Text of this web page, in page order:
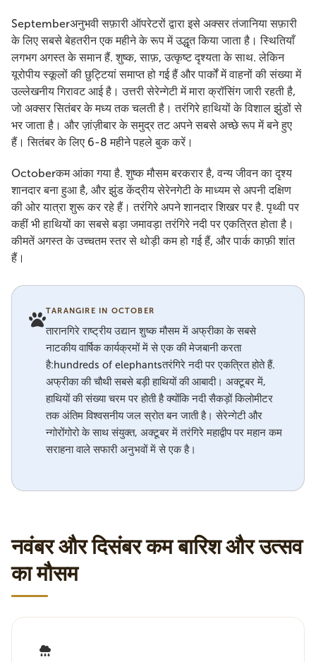
Septemberअनुभवी सफ़ारी ऑपरेटरों द्वारा इसे अक्सर तंजानिया सफ़ारी
के लिए सबसे बेहतरीन एक महीने के रूप में उद्धृत किया जाता है। स्थितियाँ
लगभग अगस्त के समान हैं. शुष्क, साफ़, उत्कृष्ट दृश्यता के साथ. लेकिन
यूरोपीय स्कूलों की छुट्टियां समाप्त हो गई हैं और पार्कों में वाहनों की संख्या में
उल्लेखनीय गिरावट आई है। उत्तरी सेरेन्गेटी में मारा क्रॉसिंग जारी रहती है,
जो अक्सर सितंबर के मध्य तक चलती है। तरंगिरे हाथियों के विशाल झुंडों से
भर जाता है। और ज़ांज़ीबार के समुद्र तट अपने सबसे अच्छे रूप में बने हुए
हैं। सितंबर के लिए 6-8 महीने पहले बुक करें।
Octoberकम आंका गया है. शुष्क मौसम बरकरार है, वन्य जीवन का दृश्य
शानदार बना हुआ है, और झुंड केंद्रीय सेरेनगेटी के माध्यम से अपनी दक्षिण
की ओर यात्रा शुरू कर रहे हैं। तरंगिरे अपने शानदार शिखर पर है. पृथ्वी पर
कहीं भी हाथियों का सबसे बड़ा जमावड़ा तरंगिरे नदी पर एकत्रित होता है।
कीमतें अगस्त के उच्चतम स्तर से थोड़ी कम हो गई हैं, और पार्क काफ़ी शांत
हैं।
TARANGIRE IN OCTOBER
तारानगिरे राष्ट्रीय उद्यान शुष्क मौसम में अफ्रीका के सबसे
नाटकीय वार्षिक कार्यक्रमों में से एक की मेजबानी करता
है:hundreds of elephantsतरंगिरे नदी पर एकत्रित होते हैं.
अफ्रीका की चौथी सबसे बड़ी हाथियों की आबादी। अक्टूबर में,
हाथियों की संख्या चरम पर होती है क्योंकि नदी सैकड़ों किलोमीटर
तक अंतिम विश्वसनीय जल स्रोत बन जाती है। सेरेन्गेटी और
न्गोरोंगोरो के साथ संयुक्त, अक्टूबर में तरंगिरे महाद्वीप पर महान कम
सराहना वाले सफारी अनुभवों में से एक है।
नवंबर और दिसंबर कम बारिश और उत्सव
का मौसम